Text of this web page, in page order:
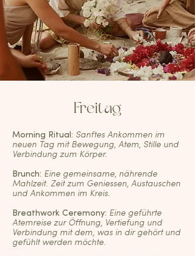
Freitag
Morning Ritual: Sanftes Ankommen im
neuen Tag mit Bewegung, Atem, Stille und
Verbindung zum Körper.
Brunch: Eine gemeinsame, nährende
Mahlzeit. Zeit zum Geniessen, Austauschen
und Ankommen im Kreis.
Breathwork Ceremony: Eine geführte
Atemreise zur Öffnung, Vertiefung und
Verbindung mit dem, was in dir gehört und
gefühlt werden möchte.